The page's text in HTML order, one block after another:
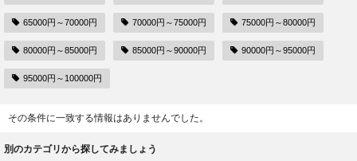
65000円～70000円 70000円～75000円 75000円～80000円
80000円～85000円 85000円～90000円 90000円～95000円
95000円～100000円
その条件に一致する情報はありませんでした。
別のカテゴリから探してみましょう